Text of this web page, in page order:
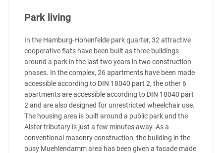
Park living
In the Hamburg-Hohenfelde park quarter, 32 attractive
cooperative flats have been built as three buildings
around a park in the last two years in two construction
phases. In the complex, 26 apartments have been made
accessible according to DIN 18040 part 2, the other 6
apartments are accessible according to DIN 18040 part
2 and are also designed for unrestricted wheelchair use.
The housing area is built around a public park and the
Alster tributary is just a few minutes away. As a
conventional masonry construction, the building in the
busy Muehlendamm area has been given a facade made